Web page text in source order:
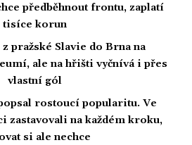
předběhnout frontu, zaplatí
tisíce korun
pražské Slavie do Brna na
ale na hřišti vyčnívá i přes
vlastní gól
rostoucí popularitu. Ve
zastavovali na každém kroku,
si ale nechce